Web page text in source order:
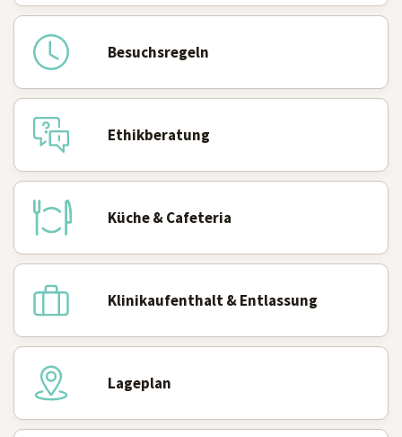
Besuchsregeln
Ethikberatung
Küche & Cafeteria
Klinikaufenthalt & Entlassung
Lageplan